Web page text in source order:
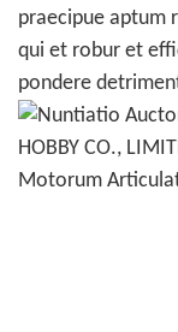
praecipue aptum
qui et robur et
pondere